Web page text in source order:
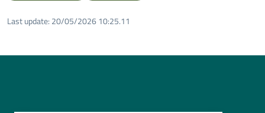
Last update: 20/05/2026 10:25.11